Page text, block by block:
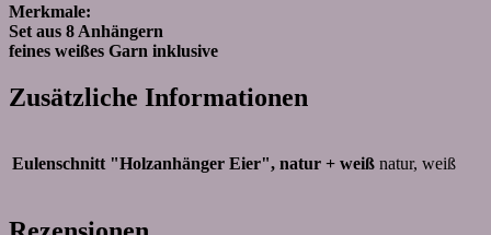
Merkmale:
Set aus 8 Anhängern
feines weißes Garn inklusive
Zusätzliche Informationen
Eulenschnitt "Holzanhänger Eier", natur + weiß natur, weiß